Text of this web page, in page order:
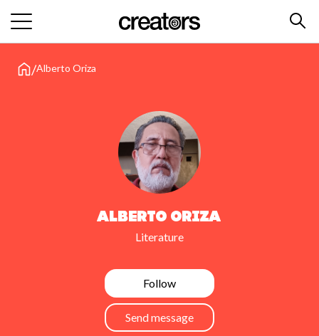
/Alberto Oriza
Alberto Oriza
Literature
Follow
Send message